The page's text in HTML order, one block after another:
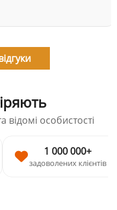
відомі особистості
1 000 000+
задоволених клієнтів